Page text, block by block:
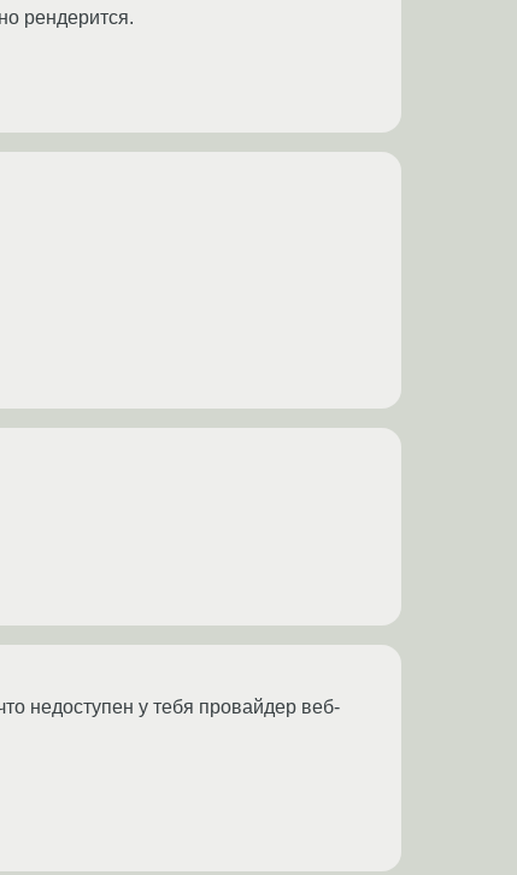
рендерится.
недоступен у тебя провайдер веб-